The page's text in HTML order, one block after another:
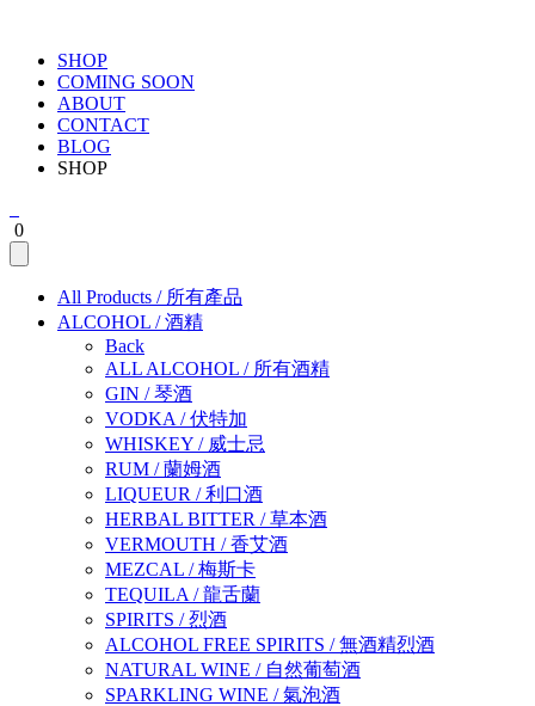
SHOP
COMING SOON
ABOUT
CONTACT
BLOG
SHOP
0
All Products / 所有產品
ALCOHOL /酒精
Back
ALL ALCOHOL / 所有酒精
GIN /琴酒
VODKA /伏特加
WHISKEY / 威士忌
RUM /蘭姆酒
LIQUEUR /利口酒
HERBAL BITTER /草本酒
VERMOUTH /香艾酒
MEZCAL /梅斯卡
TEQUILA /龍舌蘭
SPIRITS /烈酒
ALCOHOL FREE SPIRITS /無酒精烈酒
NATURAL WINE / 自然葡萄酒
SPARKLING WINE /氣泡酒